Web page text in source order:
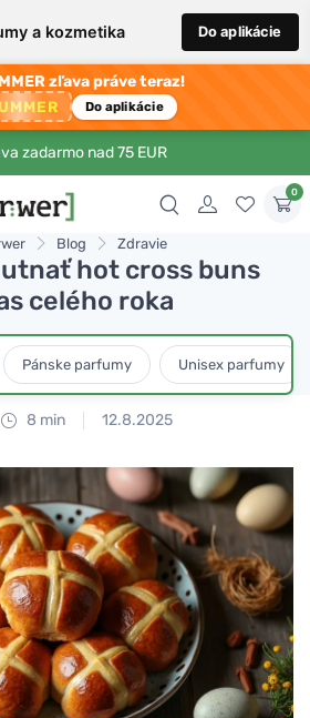
a kozmetika Do aplikácie
zľava práve teraz!
Do aplikácie
zadarmo nad 75 EUR
0
Blog Zdravie
hot cross buns
celého roka
Pánske parfumy Unisex parfumy
8 min 12.8.2025